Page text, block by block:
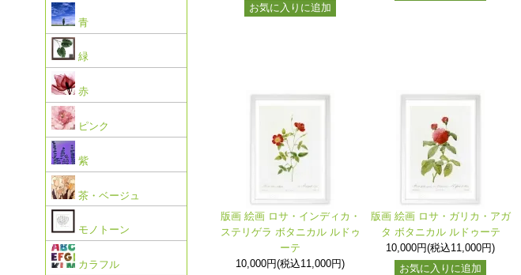
お気に入りに追加
版画 絵画 ロサ・インディカ・
ステリゲラ ボタニカル ルドゥ
ーテ
10,000円(税込11,000円)
版画 絵画 ロサ・ガリカ・アガ
タ ボタニカル ルドゥーテ
10,000円(税込11,000円)
お気に入りに追加
青
緑
赤
ピンク
紫
茶・ベージュ
モノトーン
カラフル